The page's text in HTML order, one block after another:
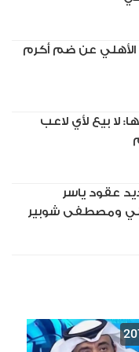
الأهلي عن ضم أكرم
لا بيع لأي لاعب
عقود ياسر
ومصطفى شوبير